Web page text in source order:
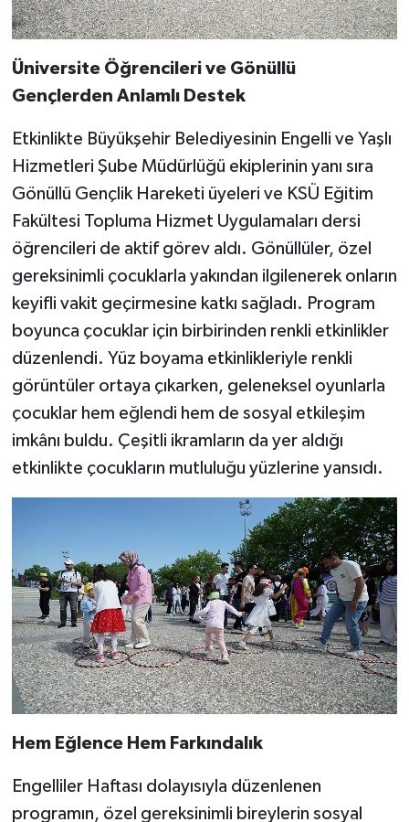
Üniversite Öğrencileri ve Gönüllü
Gençlerden Anlamlı Destek
Etkinlikte Büyükşehir Belediyesinin Engelli ve Yaşlı
Hizmetleri Şube Müdürlüğü ekiplerinin yanı sıra
Gönüllü Gençlik Hareketi üyeleri ve KSÜ Eğitim
Fakültesi Topluma Hizmet Uygulamaları dersi
öğrencileri de aktif görev aldı. Gönüllüler, özel
gereksinimli çocuklarla yakından ilgilenerek onların
keyifli vakit geçirmesine katkı sağladı. Program
boyunca çocuklar için birbirinden renkli etkinlikler
düzenlendi. Yüz boyama etkinlikleriyle renkli
görüntüler ortaya çıkarken, geleneksel oyunlarla
çocuklar hem eğlendi hem de sosyal etkileşim
imkânı buldu. Çeşitli ikramların da yer aldığı
etkinlikte çocukların mutluluğu yüzlerine yansıdı.
Hem Eğlence Hem Farkındalık
Engelliler Haftası dolayısıyla düzenlenen
programın, özel gereksinimli bireylerin sosyal